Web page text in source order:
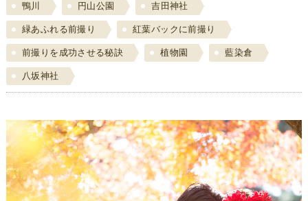
鴨川 円山公園 吉田神社
緑あふれる前撮り 紅葉バックに前撮り
前撮りを成功させる秘訣 植物園 藍染倉
八坂神社